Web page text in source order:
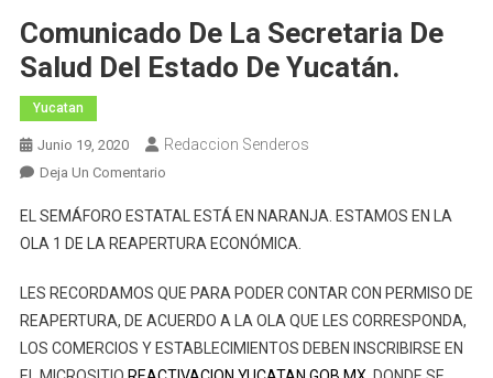
Comunicado De La Secretaria De
Salud Del Estado De Yucatán.
Yucatan
Junio 19, 2020 Redaccion Senderos
Deja Un ComentarioEn
De
La
De
Salud
Del
Estado
EL SEMÁFORO ESTATAL ESTÁ EN NARANJA. ESTAMOS EN LA
OLA 1 DE LA REAPERTURA ECONÓMICA.
LES RECORDAMOS QUE PARA PODER CONTAR CON PERMISO DE
REAPERTURA, DE ACUERDO A LA OLA QUE LES CORRESPONDA,
LOS COMERCIOS Y ESTABLECIMIENTOS DEBEN INSCRIBIRSE EN